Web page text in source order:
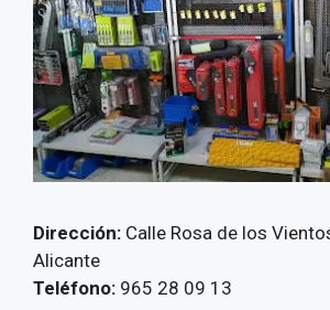
Dirección: Calle Rosa de los
Alicante
Teléfono: 965 28 09 13